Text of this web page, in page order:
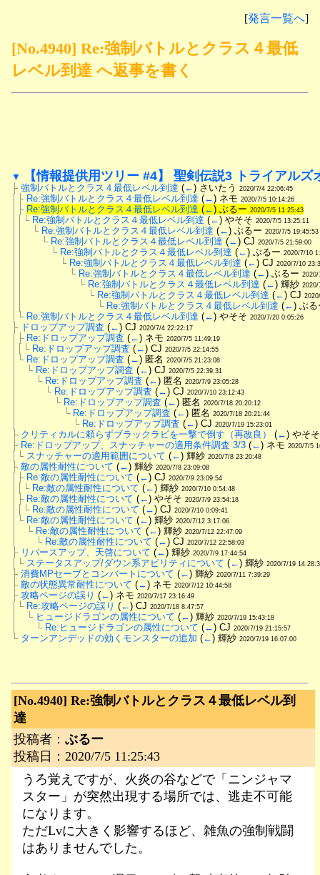
[発言一覧へ]
[No.4940] Re:強制バトルとクラス４最低
レベル到達 へ返事を書く
▼ 【情報提供用ツリー #4】 聖剣伝説3 トライアルズ
├ 強制バトルとクラス４最低レベル到達 (←) さいたう 2020/7/4 22:06:45
│├ Re:強制バトルとクラス４最低レベル到達 (←) ネモ 2020/7/5 10:14:26
│├ Re:強制バトルとクラス４最低レベル到達 (←) ぶるー 2020/7/5 11:25:43
││└ Re:強制バトルとクラス４最低レベル到達 (←) やそそ 2020/7/5 13:25:11
││　└ Re:強制バトルとクラス４最低レベル到達 (←) ぶるー 2020/7/5 19:45:53
││　　└ Re:強制バトルとクラス４最低レベル到達 (←) CJ 2020/7/5 21:59:00
││　　　└ Re:強制バトルとクラス４最低レベル到達 (←) ぶるー 2020/7/10
││　　　　└ Re:強制バトルとクラス４最低レベル到達 (←) CJ 2020/7/10
││　　　　　└ Re:強制バトルとクラス４最低レベル到達 (←) ぶるー 2020/
││　　　　　　└ Re:強制バトルとクラス４最低レベル到達 (←) 輝紗 2020/
││　　　　　　　└ Re:強制バトルとクラス４最低レベル到達 (←) CJ
││　　　　　　　　└ Re:強制バトルとクラス４最低レベル到達 (←) ぶ
│└ Re:強制バトルとクラス４最低レベル到達 (←) やそそ 2020/7/20 0:05:26
├ ドロップアップ調査 (←) CJ 2020/7/4 22:22:17
│├ Re:ドロップアップ調査 (←) ネモ 2020/7/5 11:49:19
││└ Re:ドロップアップ調査 (←) CJ 2020/7/5 22:14:55
│└ Re:ドロップアップ調査 (←) 匿名 2020/7/5 21:23:08
│　└ Re:ドロップアップ調査 (←) CJ 2020/7/5 22:39:31
│　　└ Re:ドロップアップ調査 (←) 匿名 2020/7/9 23:05:28
│　　　└ Re:ドロップアップ調査 (←) CJ 2020/7/10 23:12:43
│　　　　└ Re:ドロップアップ調査 (←) 匿名 2020/7/18 20:20:12
│　　　　　└ Re:ドロップアップ調査 (←) 匿名 2020/7/18 20:21:44
│　　　　　　└ Re:ドロップアップ調査 (←) CJ 2020/7/19 15:23:01
├ クリティカルに頼らずブラックラビを一撃で倒す（再改良） (←) やそ
├ Re:ドロップアップ、スナッチャーの適用条件調査 3/3 (←) ネモ 2020/7/5
│└ スナッチャーの適用範囲について (←) 輝紗 2020/7/8 23:20:48
├ 敵の属性耐性について (←) 輝紗 2020/7/8 23:09:08
│├ Re:敵の属性耐性について (←) CJ 2020/7/9 23:09:54
││└ Re:敵の属性耐性について (←) 輝紗 2020/7/10 0:54:48
│├ Re:敵の属性耐性について (←) やそそ 2020/7/9 23:54:18
││└ Re:敵の属性耐性について (←) CJ 2020/7/10 0:09:41
│└ Re:敵の属性耐性について (←) 輝紗 2020/7/12 3:17:06
│　└ Re:敵の属性耐性について (←) 輝紗 2020/7/12 22:47:09
│　　└ Re:敵の属性耐性について (←) CJ 2020/7/12 22:58:03
├ リバースアップ、天啓について (←) 輝紗 2020/7/9 17:44:54
│└ ステータスアップ/ダウン系アビリティについて (←) 輝紗 2020/7/19
├ 消費MPセーブとコンバートについて (←) 輝紗 2020/7/11 7:39:29
├ 敵の状態異常耐性について (←) ネモ 2020/7/12 10:44:58
├ 攻略ページの誤り (←) ネモ 2020/7/17 23:16:49
│└ Re:攻略ページの誤り (←) CJ 2020/7/18 8:47:57
│　└ ヒュージドラゴンの属性について (←) 輝紗 2020/7/19 15:43:18
│　　└ Re:ヒュージドラゴンの属性について (←) CJ 2020/7/19 21:15:57
└ ターンアンデッドの効くモンスターの追加 (←) 輝紗 2020/7/19 16:07:00
[No.4940] Re:強制バトルとクラス４最低レベル到
達
投稿者： ぶるー
投稿日：2020/7/5 11:25:43
うろ覚えですが、火炎の谷などで「ニンジャマ
スター」が突然出現する場所では、逃走不可能
になります。
ただLvに大きく影響するほど、雑魚の強制戦闘
はありませんでした。